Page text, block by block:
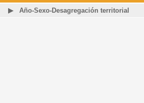
Año-Sexo-Desagregación territorial